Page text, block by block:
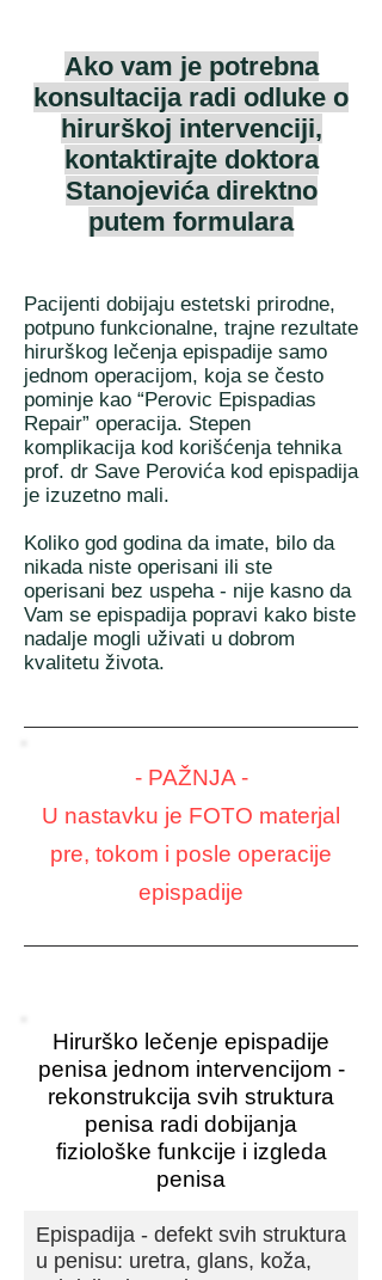
Ako vam je potrebna
konsultacija radi odluke o
hirurškoj intervenciji,
kontaktirajte doktora
Stanojevića direktno
putem formulara
Pacijenti dobijaju estetski prirodne,
potpuno funkcionalne, trajne rezultate
hirurškog lečenja epispadije samo
jednom operacijom, koja se često
pominje kao “Perovic Epispadias
Repair” operacija. Stepen
komplikacija kod korišćenja tehnika
prof. dr Save Perovića kod epispadija
je izuzetno mali.
Koliko god godina da imate, bilo da
nikada niste operisani ili ste
operisani bez uspeha - nije kasno da
Vam se epispadija popravi kako biste
nadalje mogli uživati u dobrom
kvalitetu života.
- PAŽNJA -
U nastavku je FOTO materjal
pre, tokom i posle operacije
epispadije
Hirurško lečenje epispadije
penisa jednom intervencijom -
rekonstrukcija svih struktura
penisa radi dobijanja
fiziološke funkcije i izgleda
penisa
Epispadija - defekt svih struktura
u penisu: uretra, glans, koža,